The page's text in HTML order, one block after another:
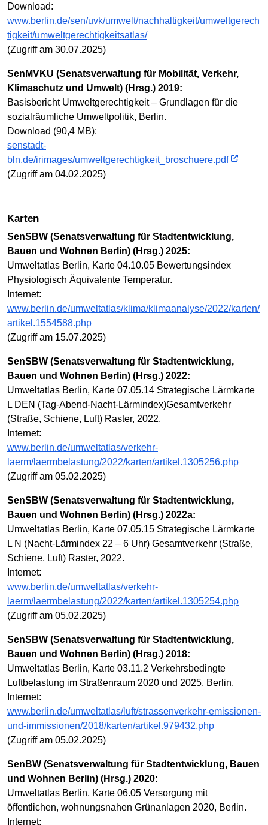
Download:
www.berlin.de/sen/uvk/umwelt/nachhaltigkeit/umweltgerech
tigkeit/umweltgerechtigkeitsatlas/
(Zugriff am 30.07.2025)
SenMVKU (Senatsverwaltung für Mobilität, Verkehr,
Klimaschutz und Umwelt) (Hrsg.) 2019:
Basisbericht Umweltgerechtigkeit – Grundlagen für die
sozialräumliche Umweltpolitik, Berlin.
Download (90,4 MB):
senstadt-
bln.de/irimages/umweltgerechtigkeit_broschuere.pdf
(Zugriff am 04.02.2025)
Karten
SenSBW (Senatsverwaltung für Stadtentwicklung,
Bauen und Wohnen Berlin) (Hrsg.) 2025:
Umweltatlas Berlin, Karte 04.10.05 Bewertungsindex
Physiologisch Äquivalente Temperatur.
Internet:
www.berlin.de/umweltatlas/klima/klimaanalyse/2022/karten/
artikel.1554588.php
(Zugriff am 15.07.2025)
SenSBW (Senatsverwaltung für Stadtentwicklung,
Bauen und Wohnen Berlin) (Hrsg.) 2022:
Umweltatlas Berlin, Karte 07.05.14 Strategische Lärmkarte
L DEN (Tag-Abend-Nacht-Lärmindex)Gesamtverkehr
(Straße, Schiene, Luft) Raster, 2022.
Internet:
www.berlin.de/umweltatlas/verkehr-
laerm/laermbelastung/2022/karten/artikel.1305256.php
(Zugriff am 05.02.2025)
SenSBW (Senatsverwaltung für Stadtentwicklung,
Bauen und Wohnen Berlin) (Hrsg.) 2022a:
Umweltatlas Berlin, Karte 07.05.15 Strategische Lärmkarte
L N (Nacht-Lärmindex 22 – 6 Uhr) Gesamtverkehr (Straße,
Schiene, Luft) Raster, 2022.
Internet:
www.berlin.de/umweltatlas/verkehr-
laerm/laermbelastung/2022/karten/artikel.1305254.php
(Zugriff am 05.02.2025)
SenSBW (Senatsverwaltung für Stadtentwicklung,
Bauen und Wohnen Berlin) (Hrsg.) 2018:
Umweltatlas Berlin, Karte 03.11.2 Verkehrsbedingte
Luftbelastung im Straßenraum 2020 und 2025, Berlin.
Internet:
www.berlin.de/umweltatlas/luft/strassenverkehr-emissionen-
und-immissionen/2018/karten/artikel.979432.php
(Zugriff am 05.02.2025)
SenBW (Senatsverwaltung für Stadtentwicklung, Bauen
und Wohnen Berlin) (Hrsg.) 2020:
Umweltatlas Berlin, Karte 06.05 Versorgung mit
öffentlichen, wohnungsnahen Grünanlagen 2020, Berlin.
Internet: